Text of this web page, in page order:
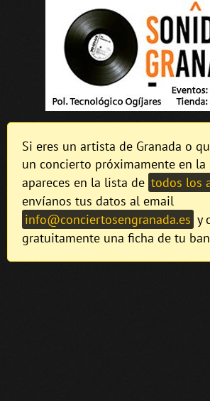
Si eres un artista de Granada o
un concierto próximamente en la
apareces en la lista de todos los
envíanos tus datos al email
info@conciertosengranada.es y
gratuitamente una ficha de tu